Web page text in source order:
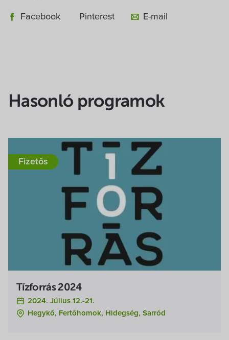
Facebook Pinterest E-mail
Hasonló programok
Fizetős
Tízforrás 2024
2024. Július 12.-21.
Hegykő, Fertőhomok, Hidegség, Sarród